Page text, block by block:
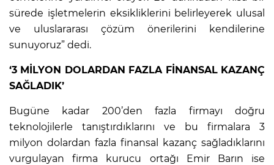
sürede işletmelerin eksikliklerini belirleyerek ulusal
ve uluslararası çözüm önerilerini kendilerine
sunuyoruz” dedi.
‘3 MİLYON DOLARDAN FAZLA FİNANSAL KAZANÇ
SAĞLADIK’
Bugüne kadar 200’den fazla firmayı doğru
teknolojilerle tanıştırdıklarını ve bu firmalara 3
milyon dolardan fazla finansal kazanç sağladıklarını
vurgulayan firma kurucu ortağı Emir Barın ise